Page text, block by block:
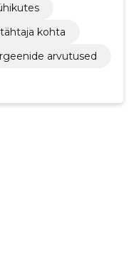
kohta
arvutused